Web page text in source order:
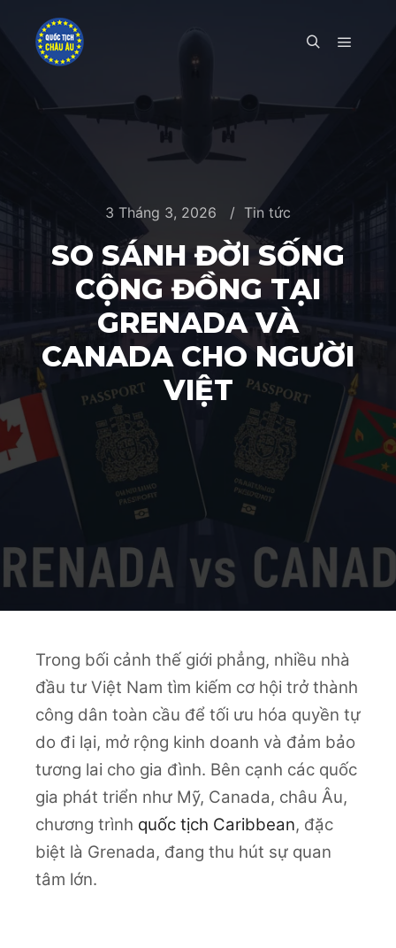
3 Tháng 3, 2026 Tin tức
SO SÁNH ĐỜI SỐNG
CỘNG ĐỒNG TẠI
GRENADA VÀ
CANADA CHO NGƯỜI
VIỆT
Trong bối cảnh thế giới phẳng, nhiều nhà
đầu tư Việt Nam tìm kiếm cơ hội trở thành
công dân toàn cầu để tối ưu hóa quyền tự
do đi lại, mở rộng kinh doanh và đảm bảo
tương lai cho gia đình. Bên cạnh các quốc
gia phát triển như Mỹ, Canada, châu Âu,
chương trình quốc tịch Caribbean, đặc
biệt là Grenada, đang thu hút sự quan
tâm lớn.